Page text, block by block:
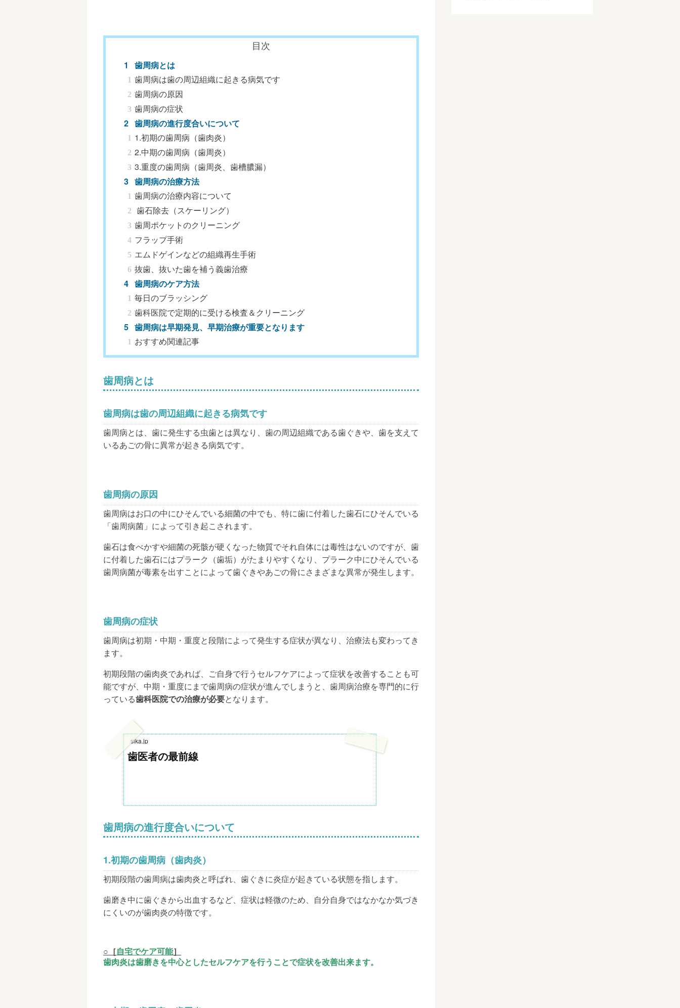
目次
歯周病とは
歯周病は歯の周辺組織に起きる病気です
歯周病の原因
歯周病の症状
歯周病の進行度合いについて
1.初期の歯周病（歯肉炎）
2.中期の歯周病（歯周炎）
3.重度の歯周病（歯周炎、歯槽膿漏）
歯周病の治療方法
歯周病の治療内容について
歯石除去（スケーリング）
歯周ポケットのクリーニング
フラップ手術
エムドゲインなどの組織再生手術
抜歯、抜いた歯を補う義歯治療
歯周病のケア方法
毎日のブラッシング
歯科医院で定期的に受ける検査＆クリーニング
歯周病は早期発見、早期治療が重要となります
おすすめ関連記事
歯周病とは
歯周病は歯の周辺組織に起きる病気です
歯周病とは、歯に発生する虫歯とは異なり、歯の周辺組織である歯ぐきや、歯を支えて
いるあごの骨に異常が起きる病気です。
歯周病の原因
歯周病はお口の中にひそんでいる細菌の中でも、特に歯に付着した歯石にひそんでいる
「歯周病菌」によって引き起こされます。
歯石は食べかすや細菌の死骸が硬くなった物質でそれ自体には毒性はないのですが、歯
に付着した歯石にはプラーク（歯垢）がたまりやすくなり、プラーク中にひそんでいる
歯周病菌が毒素を出すことによって歯ぐきやあごの骨にさまざまな異常が発生します。
歯周病の症状
歯周病は初期・中期・重度と段階によって発生する症状が異なり、治療法も変わってき
ます。
初期段階の歯肉炎であれば、ご自身で行うセルフケアによって症状を改善することも可
能ですが、中期・重度にまで歯周病の症状が進んでしまうと、歯周病治療を専門的に行
っている歯科医院での治療が必要となります。
sika.jp
歯医者の最前線
歯周病の進行度合いについて
1.初期の歯周病（歯肉炎）
初期段階の歯周病は歯肉炎と呼ばれ、歯ぐきに炎症が起きている状態を指します。
歯磨き中に歯ぐきから出血するなど、症状は軽微のため、自分自身ではなかなか気づき
にくいのが歯肉炎の特徴です。
○［自宅でケア可能］
歯肉炎は歯磨きを中心としたセルフケアを行うことで症状を改善出来ます。